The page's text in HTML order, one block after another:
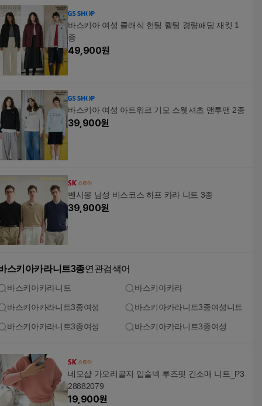
바스키아 여성 클래식 헌팅 퀼팅 경량패딩 재킷 1
종
49,900원
바스키아 여성 아트워크 기모 스웻셔츠 맨투맨 2종
39,900원
벤시몽 남성 비스코스 하프 카라 니트 3종
39,900원
스키아카라니트3종연관검색어
바스키아카라니트 바스키아카라
바스키아카라니트3종여성 바스키아카라니트3종여성니트
바스키아카라니트3종여성 바스키아카라니트3종여성
네모샵 가오리골지 입술넥 루즈핏 긴소매 니트_P3
28882079
19,900원